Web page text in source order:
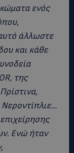
ενός
άλλωστε
και κάθε
της
Ενώ ήταν